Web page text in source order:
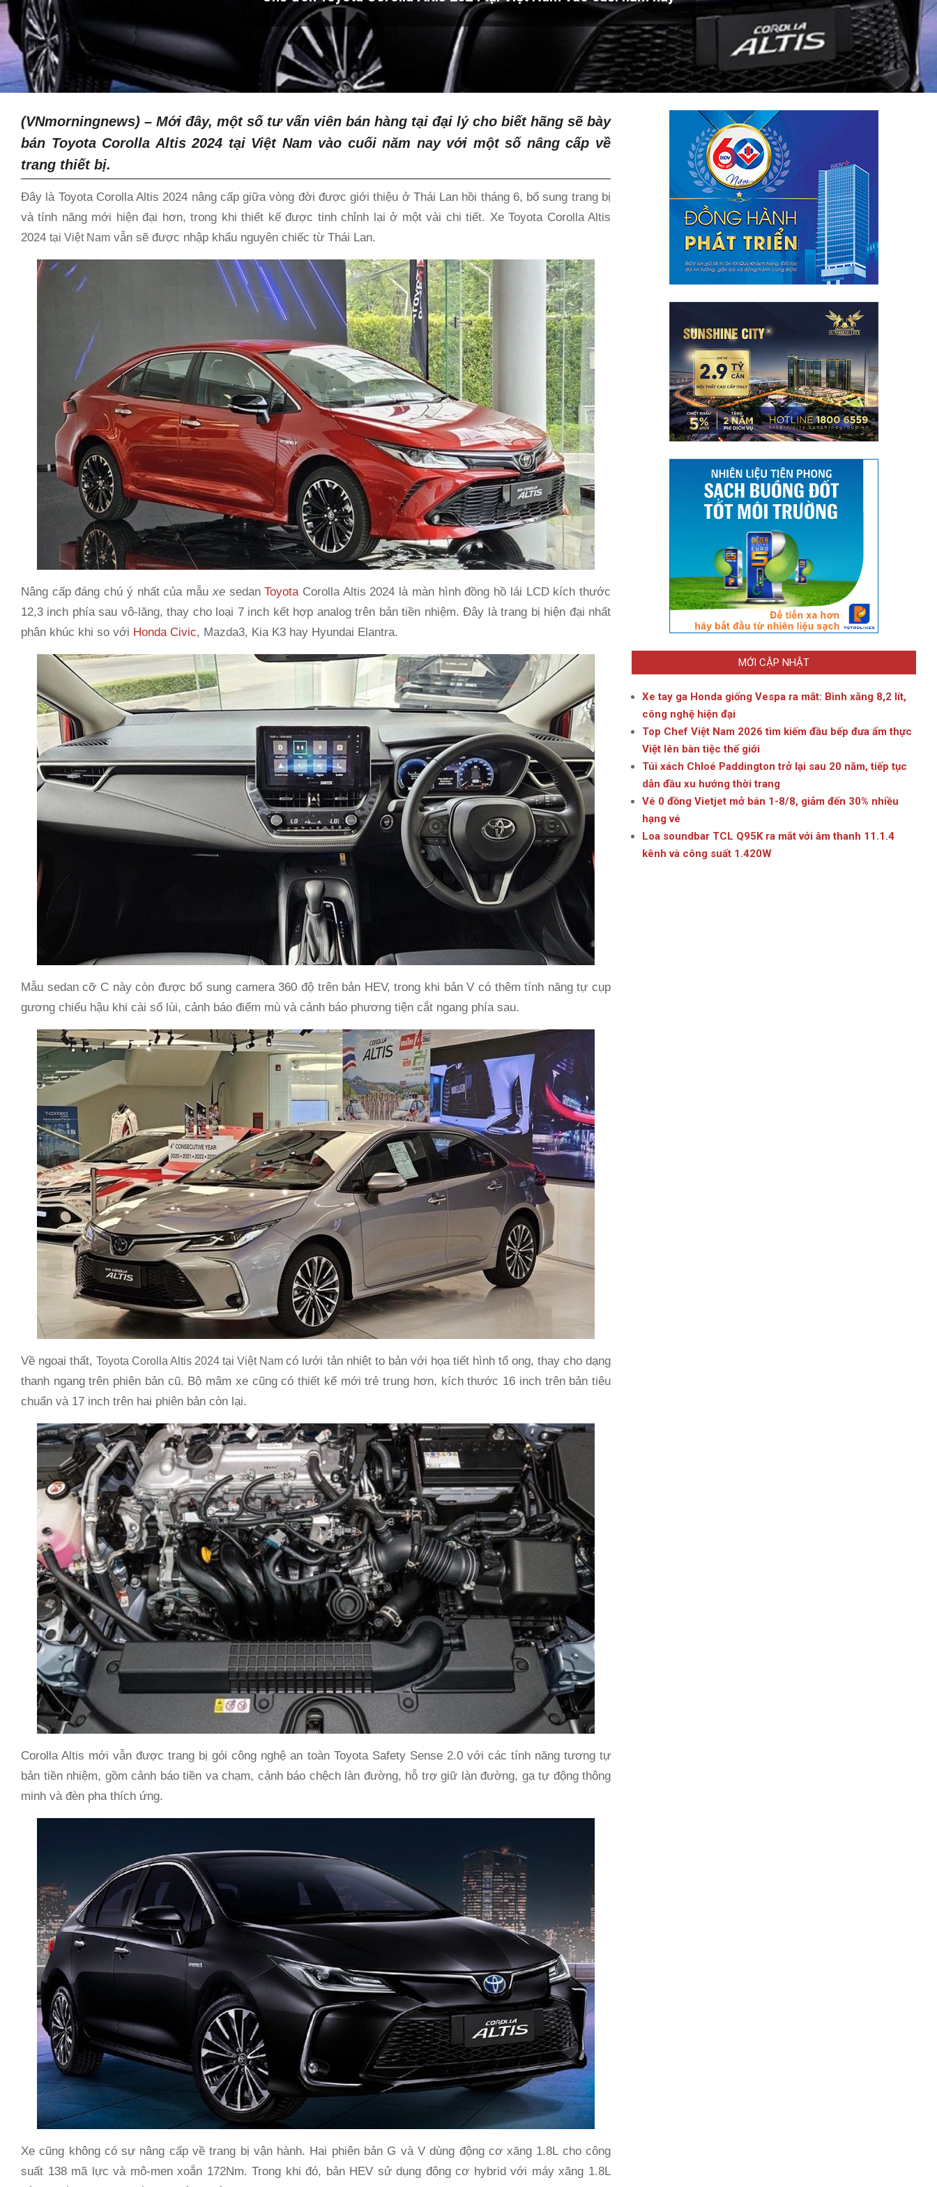
(VNmorningnews) – Mới đây, một số tư vấn viên bán hàng tại đại lý cho biết hãng sẽ bày
bán Toyota Corolla Altis 2024 tại Việt Nam vào cuối năm nay với một số nâng cấp về
trang thiết bị.
Đây là Toyota Corolla Altis 2024 nâng cấp giữa vòng đời được giới thiệu ở Thái Lan hồi tháng 6, bổ sung trang bị
và tính năng mới hiện đại hơn, trong khi thiết kế được tinh chỉnh lại ở một vài chi tiết. Xe Toyota Corolla Altis
2024 tại Việt Nam vẫn sẽ được nhập khẩu nguyên chiếc từ Thái Lan.
Nâng cấp đáng chú ý nhất của mẫuxesedanToyotaCorolla Altis 2024 là màn hình đồng hồ lái LCD kích thước
12,3 inch phía sau vô-lăng, thay cho loại 7 inch kết hợp analog trên bản tiền nhiệm. Đây là trang bị hiện đại nhất
phân khúc khi so với Honda Civic, Mazda3, Kia K3 hay Hyundai Elantra.
Mẫu sedan cỡ C này còn được bổ sung camera 360 độ trên bản HEV, trong khi bản V có thêm tính năng tự cụp
gương chiếu hậu khi cài số lùi, cảnh báo điểm mù và cảnh báo phương tiện cắt ngang phía sau.
Về ngoại thất,Toyota Corolla Altis 2024 tại Việt Namcó lưới tản nhiệt to bản với họa tiết hình tổ ong, thay cho dạng
thanh ngang trên phiên bản cũ. Bộ mâm xe cũng có thiết kế mới trẻ trung hơn, kích thước 16 inch trên bản tiêu
chuẩn và 17 inch trên hai phiên bản còn lại.
Corolla Altis mới vẫn được trang bị gói công nghệ an toàn Toyota Safety Sense 2.0 với các tính năng tương tự
bản tiền nhiệm, gồm cảnh báo tiền va chạm, cảnh báo chệch làn đường, hỗ trợ giữ làn đường, ga tự động thông
minh và đèn pha thích ứng.
Xe cũng không có sự nâng cấp về trang bị vận hành. Hai phiên bản G và V dùng động cơ xăng 1.8L cho công
suất 138 mã lực và mô-men xoắn 172Nm. Trong khi đó, bản HEV sử dụng động cơ hybrid với máy xăng 1.8L
MỚI CẬP NHẬT
Xe tay ga Honda giống Vespa ra mắt: Bình xăng 8,2 lít,
công nghệ hiện đại
Top Chef Việt Nam 2026 tìm kiếm đầu bếp đưa ẩm thực
Việt lên bàn tiệc thế giới
Túi xách Chloé Paddington trở lại sau 20 năm, tiếp tục
dẫn đầu xu hướng thời trang
Vé 0 đồng Vietjet mở bán 1-8/8, giảm đến 30% nhiều
hạng vé
Loa soundbar TCL Q95K ra mắt với âm thanh 11.1.4
kênh và công suất 1.420W